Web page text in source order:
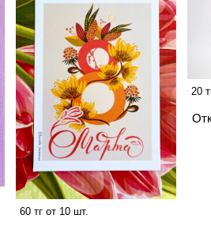
60 тг от 10 шт.
20